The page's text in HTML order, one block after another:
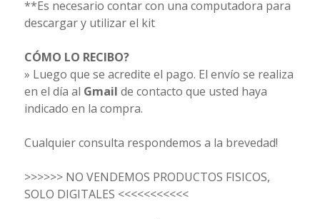
**Es necesario contar con una computadora para
descargar y utilizar el kit
CÓMO LO RECIBO?
» Luego que se acredite el pago. El envío se realiza
en el día al Gmail de contacto que usted haya
indicado en la compra.
Cualquier consulta respondemos a la brevedad!
>>>>>> NO VENDEMOS PRODUCTOS FISICOS,
SOLO DIGITALES <<<<<<<<<<<